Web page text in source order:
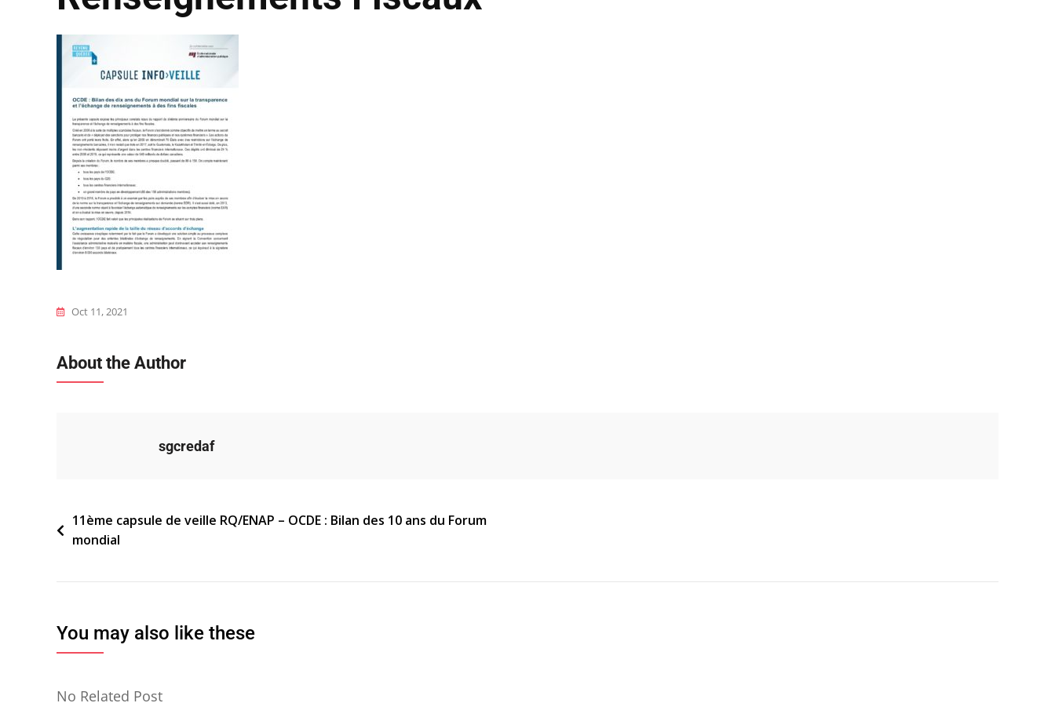
Oct 11, 2021
About the Author
sgcredaf
Navigation
de
11ème capsule de veille RQ/ENAP – OCDE : Bilan des 10 ans du Forum
mondial
You may also like these
No Related Post